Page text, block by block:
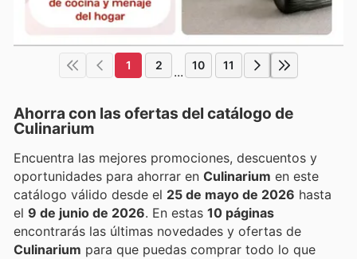
1 2 ... 10 11
Ahorra con las ofertas del catálogo de
Culinarium
Encuentra las mejores promociones, descuentos y
oportunidades para ahorrar en Culinarium en este
catálogo válido desde el 25 de mayo de 2026 hasta
el 9 de junio de 2026 . En estas 10 páginas
encontrarás las últimas novedades y ofertas de
Culinarium para que puedas comprar todo lo que